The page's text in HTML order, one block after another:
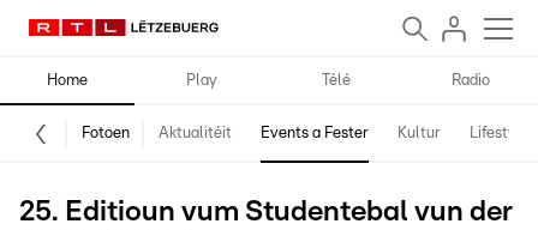
Home Play Télé Radio
Fotoen Aktualitéit Events a Fester Kultur Lifestyle
25. Editioun vum Studentebal vun der